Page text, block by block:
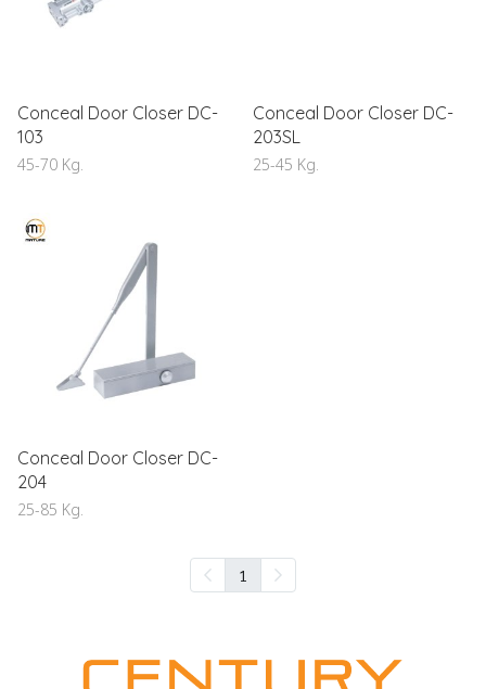
Conceal Door Closer DC-
103
45-70 Kg.
Conceal Door Closer DC-
203SL
25-45 Kg.
Conceal Door Closer DC-
204
25-85 Kg.
1